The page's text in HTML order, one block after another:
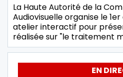
La Haute Autorité de la
Audiovisuelle organise le
atelier interactif pour
réalisée sur "le traitement
EN